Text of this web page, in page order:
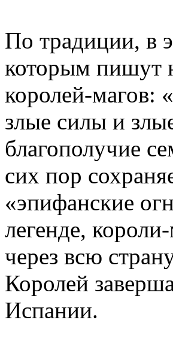
По традиции, в
которым пишут
королей-магов:
злые силы и
благополучие
сих пор
«эпифанские
легенде,
через всю
Королей
Испании.